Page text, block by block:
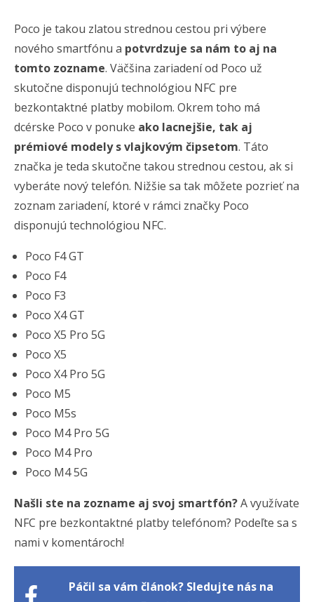
Poco je takou zlatou strednou cestou pri výbere
nového smartfónu a potvrdzuje sa nám to aj na
tomto zozname. Väčšina zariadení od Poco už
skutočne disponujú technológiou NFC pre
bezkontaktné platby mobilom. Okrem toho má
dcérske Poco v ponuke ako lacnejšie, tak aj
prémiové modely s vlajkovým čipsetom. Táto
značka je teda skutočne takou strednou cestou, ak si
vyberáte nový telefón. Nižšie sa tak môžete pozrieť na
zoznam zariadení, ktoré v rámci značky Poco
disponujú technológiou NFC.
Poco F4 GT
Poco F4
Poco F3
Poco X4 GT
Poco X5 Pro 5G
Poco X5
Poco X4 Pro 5G
Poco M5
Poco M5s
Poco M4 Pro 5G
Poco M4 Pro
Poco M4 5G
Našli ste na zozname aj svoj smartfón?A využívate
NFC pre bezkontaktné platby telefónom? Podeľte sa s
nami v komentároch!
Páčil sa vám článok? Sledujte nás na